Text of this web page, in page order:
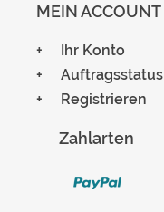
MEIN ACCOUNT
Ihr Konto
Auftragsstatus
Registrieren
Zahlarten